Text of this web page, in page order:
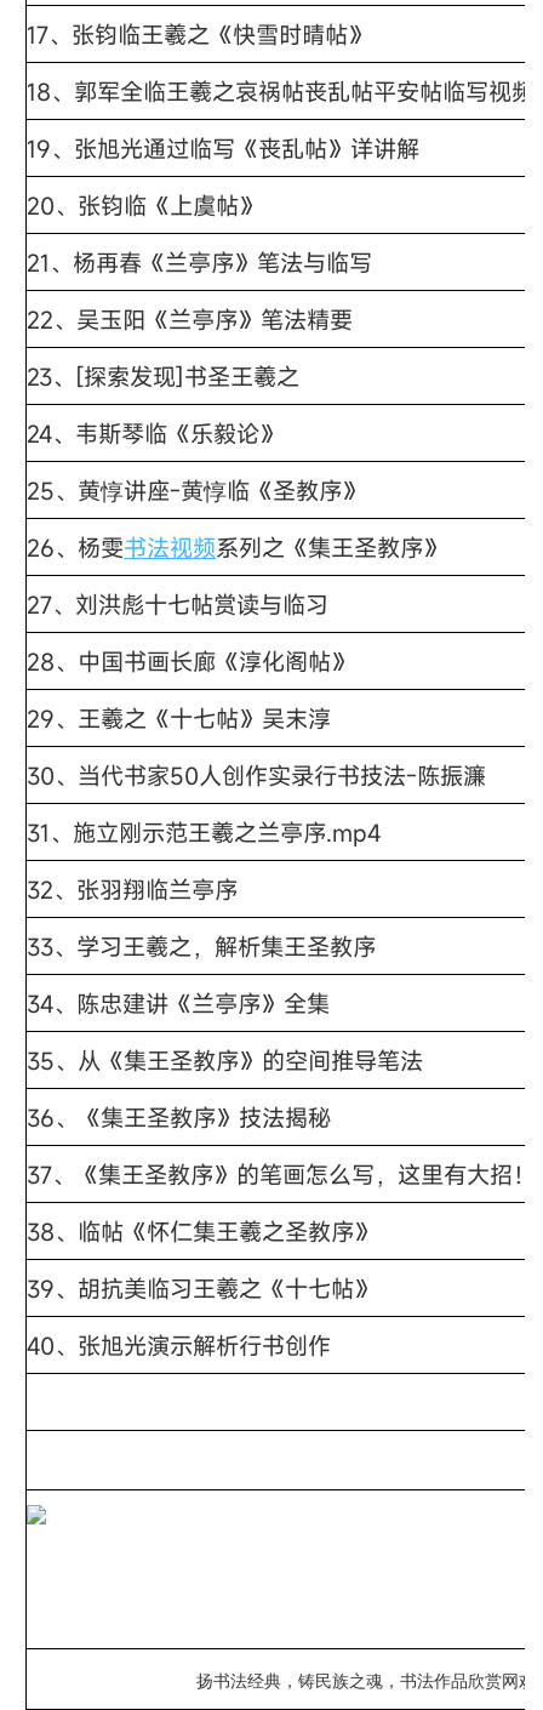
17、 张钧临王羲之《快雪时晴帖》
18、 郭军全临王羲之哀祸帖丧乱帖平安帖临写视频
19、 张旭光通过临写《丧乱帖》详讲解
20、张钧临《上虞帖》
21、 杨再春《兰亭序》笔法与临写
22、吴玉阳《兰亭序》笔法精要
23、 [探索发现]书圣王羲之
24、 韦斯琴临《乐毅论》
25、 黄惇讲座-黄惇临《圣教序》
26、杨雯书法视频系列之《集王圣教序》
27、 刘洪彪十七帖赏读与临习
28、中国书画长廊《淳化阁帖》
29、 王羲之《十七帖》吴末淳
30、 当代书家50人创作实录行书技法-陈振濂
31、 施立刚示范王羲之兰亭序.mp4
32、 张羽翔临兰亭序
33、 学习王羲之，解析集王圣教序
34、 陈忠建讲《兰亭序》全集
35、 从《集王圣教序》的空间推导笔法
36、
《集王圣教序》技法揭秘
37、《集王圣教序》的笔画怎么写，这里有大招！
38、 临帖《怀仁集王羲之圣教序》
39、 胡抗美临习王羲之《十七帖》
40、 张旭光演示解析行书创作
扬书法经典，铸民族之魂，书法作品欣赏网欢